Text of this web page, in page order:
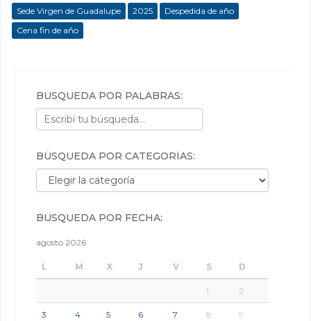
Sede Virgen de Guadalupe
2025
Despedida de año
Cena fin de año
BÚSQUEDA POR PALABRAS:
BÚSQUEDA POR CATEGORÍAS:
Búsqueda por categorías:
BÚSQUEDA POR FECHA:
agosto 2026
L M X J V S D
1 2
3 4 5 6 7 8 9